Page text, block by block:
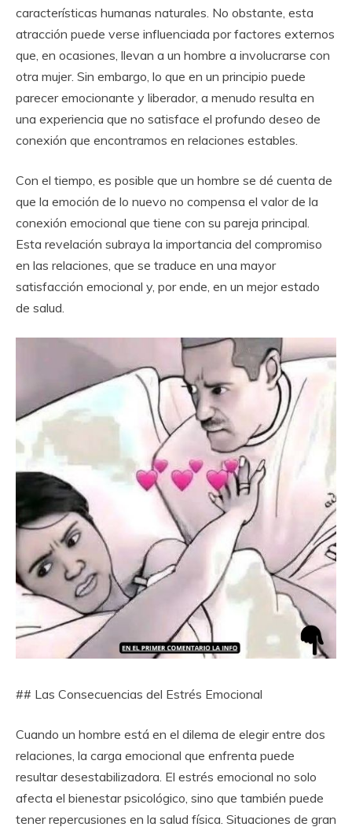
características humanas naturales. No obstante, esta
atracción puede verse influenciada por factores externos
que, en ocasiones, llevan a un hombre a involucrarse con
otra mujer. Sin embargo, lo que en un principio puede
parecer emocionante y liberador, a menudo resulta en
una experiencia que no satisface el profundo deseo de
conexión que encontramos en relaciones estables.
Con el tiempo, es posible que un hombre se dé cuenta de
que la emoción de lo nuevo no compensa el valor de la
conexión emocional que tiene con su pareja principal.
Esta revelación subraya la importancia del compromiso
en las relaciones, que se traduce en una mayor
satisfacción emocional y, por ende, en un mejor estado
de salud.
## Las Consecuencias del Estrés Emocional
Cuando un hombre está en el dilema de elegir entre dos
relaciones, la carga emocional que enfrenta puede
resultar desestabilizadora. El estrés emocional no solo
afecta el bienestar psicológico, sino que también puede
tener repercusiones en la salud física. Situaciones de gran